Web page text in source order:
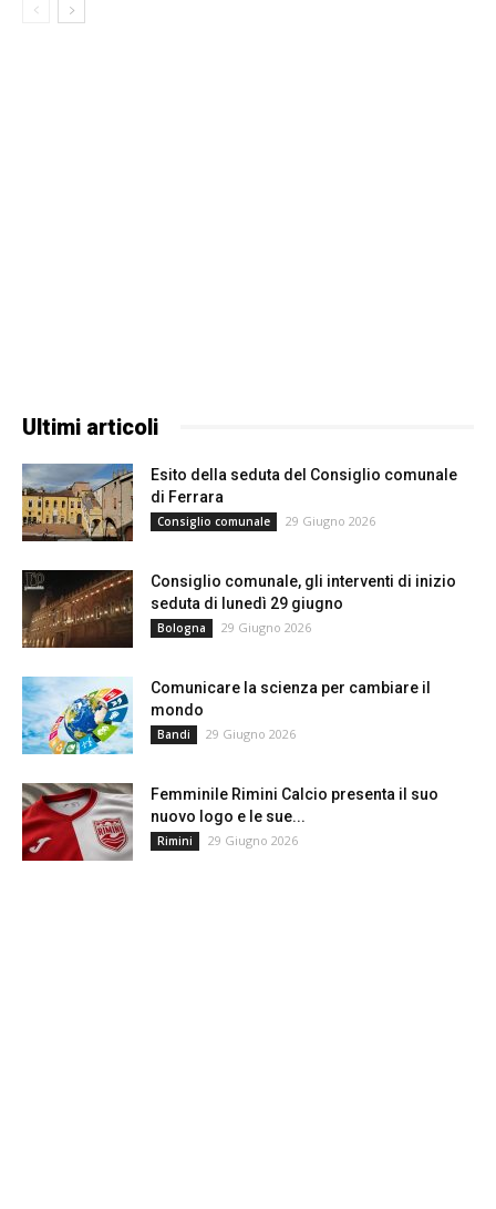
Ultimi articoli
Esito della seduta del Consiglio comunale
di Ferrara
Consiglio comunale 29 Giugno 2026
Consiglio comunale, gli interventi di inizio
seduta di lunedì 29 giugno
Bologna 29 Giugno 2026
Comunicare la scienza per cambiare il
mondo
Bandi 29 Giugno 2026
Femminile Rimini Calcio presenta il suo
nuovo logo e le sue...
Rimini 29 Giugno 2026